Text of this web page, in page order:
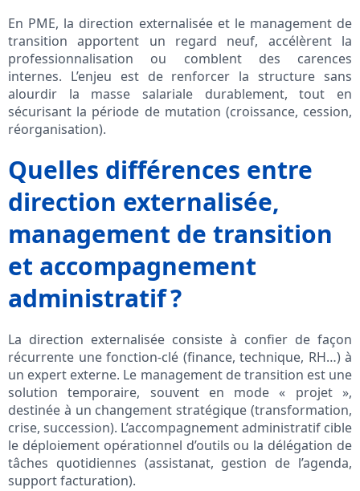
En PME, la direction externalisée et le management de
transition apportent un regard neuf, accélèrent la
professionnalisation ou comblent des carences
internes. L’enjeu est de renforcer la structure sans
alourdir la masse salariale durablement, tout en
sécurisant la période de mutation (croissance, cession,
réorganisation).
Quelles différences entre
direction externalisée,
management de transition
et accompagnement
administratif ?
La direction externalisée consiste à confier de façon
récurrente une fonction-clé (finance, technique, RH…) à
un expert externe. Le management de transition est une
solution temporaire, souvent en mode « projet »,
destinée à un changement stratégique (transformation,
crise, succession). L’accompagnement administratif cible
le déploiement opérationnel d’outils ou la délégation de
tâches quotidiennes (assistanat, gestion de l’agenda,
support facturation).